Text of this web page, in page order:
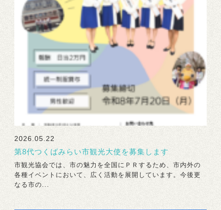
2026.05.22
第8代つくばみらい市観光大使を募集します
市観光協会では、市の魅力を全国にＰＲするため、市内外の
各種イベントにおいて、広く活動を展開しています。今後更
なる市の...